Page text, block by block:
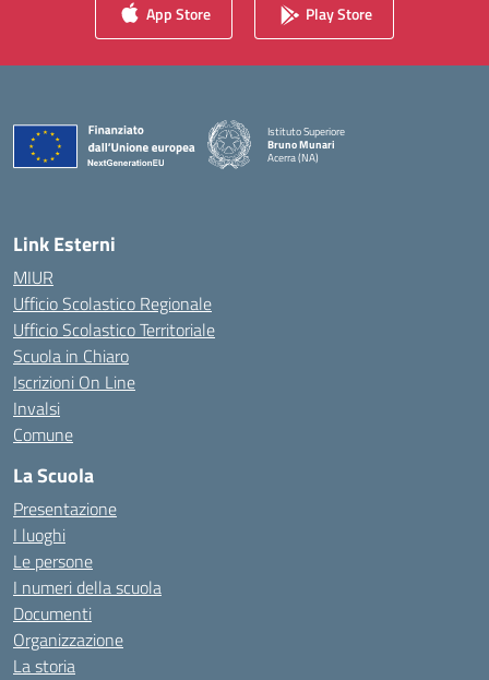
App Store Play Store
Istituto Superiore
Bruno Munari
Acerra (NA)
Link Esterni
MIUR
Ufficio Scolastico Regionale
Ufficio Scolastico Territoriale
Scuola in Chiaro
Iscrizioni On Line
Invalsi
Comune
La Scuola
Presentazione
I luoghi
Le persone
I numeri della scuola
Documenti
Organizzazione
La storia